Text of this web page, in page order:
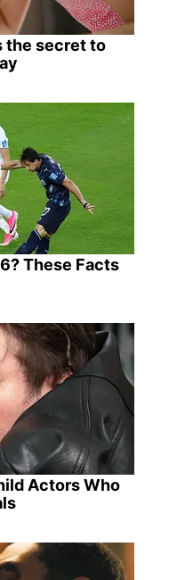
the secret to
These Facts
Actors Who